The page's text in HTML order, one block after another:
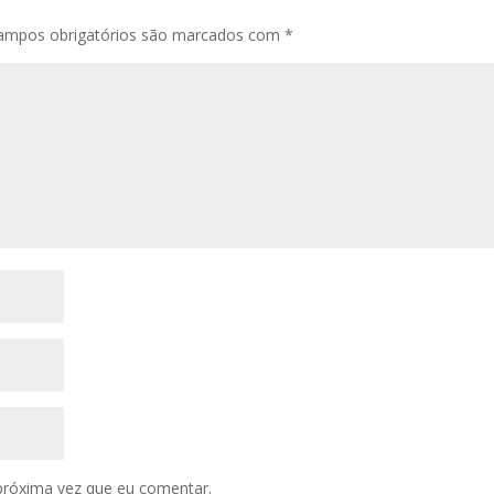
obrigatórios são marcados com*
vez que eu comentar.